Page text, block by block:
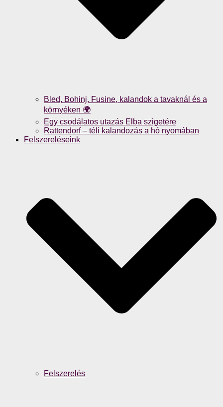
Bled, Bohinj, Fusine, kalandok a tavaknál és a
környéken 🌍
Egy csodálatos utazás Elba szigetére
Rattendorf – téli kalandozás a hó nyomában
Felszereléseink
Felszerelés